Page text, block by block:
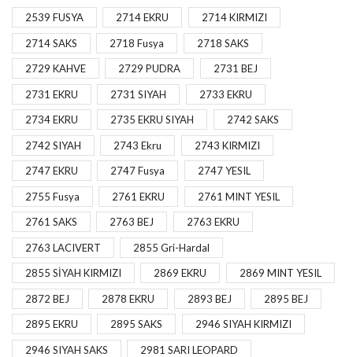
2539 FUSYA 2714 EKRU 2714 KIRMIZI
2714 SAKS 2718 Fusya 2718 SAKS
2729 KAHVE 2729 PUDRA 2731 BEJ
2731 EKRU 2731 SIYAH 2733 EKRU
2734 EKRU 2735 EKRU SIYAH 2742 SAKS
2742 SIYAH 2743 Ekru 2743 KIRMIZI
2747 EKRU 2747 Fusya 2747 YESIL
2755 Fusya 2761 EKRU 2761 MINT YESIL
2761 SAKS 2763 BEJ 2763 EKRU
2763 LACIVERT 2855 Gri-Hardal
2855 SİYAH KIRMIZI 2869 EKRU 2869 MINT YESIL
2872 BEJ 2878 EKRU 2893 BEJ 2895 BEJ
2895 EKRU 2895 SAKS 2946 SIYAH KIRMIZI
2946 SIYAH SAKS 2981 SARI LEOPARD